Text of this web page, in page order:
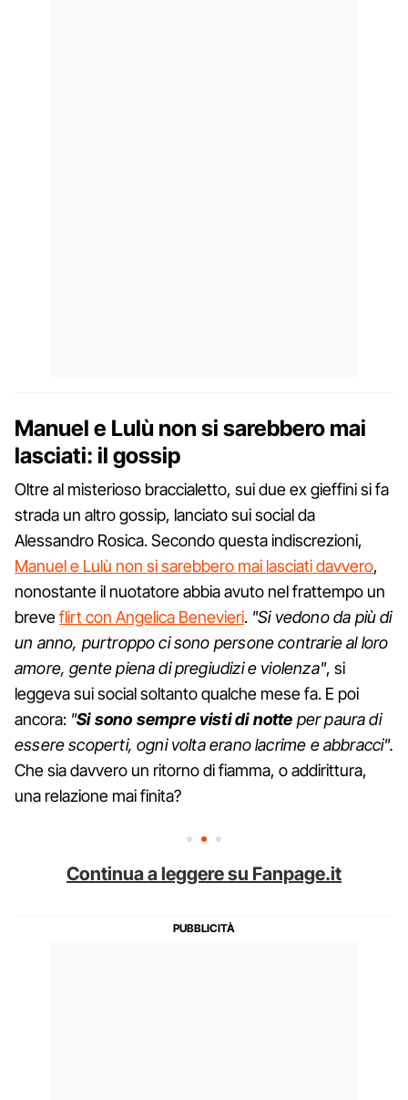
Manuel e Lulù non si sarebbero mai
lasciati: il gossip
Oltre al misterioso braccialetto, sui due ex gieffini si fa
strada un altro gossip, lanciato sui social da
Alessandro Rosica. Secondo questa indiscrezioni,
Manuel e Lulù non si sarebbero mai lasciati davvero,
nonostante il nuotatore abbia avuto nel frattempo un
breveflirt con Angelica Benevieri. "Si vedono da più di
un anno, purtroppo ci sono persone contrarie al loro
amore, gente piena di pregiudizi e violenza", si
leggeva sui social soltanto qualche mese fa. E poi
ancora: "Si sono sempre visti di notte per paura di
essere scoperti, ogni volta erano lacrime e abbracci".
Che sia davvero un ritorno di fiamma, o addirittura,
una relazione mai finita?
Continua a leggere su Fanpage.it